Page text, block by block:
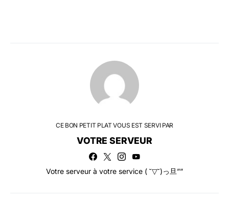
CE BON PETIT PLAT VOUS EST SERVI PAR
VOTRE SERVEUR
Votre serveur à votre service ( ˘▽˘)っ旦””